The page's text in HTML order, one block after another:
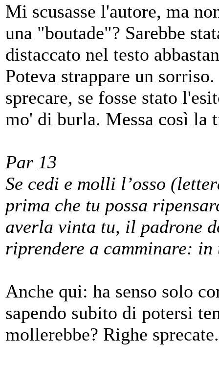
Mi scusasse l'autore, ma
una "boutade"? Sarebbe
distaccato nel testo
Poteva strappare un
sprecare, se fosse stato
mo' di burla. Messa così la
Par 13
Se cedi e molli l’osso
prima che tu possa
averla vinta tu, il padrone
riprendere a camminare: in
Anche qui: ha senso solo
sapendo subito di potersi
mollerebbe? Righe sprecate.